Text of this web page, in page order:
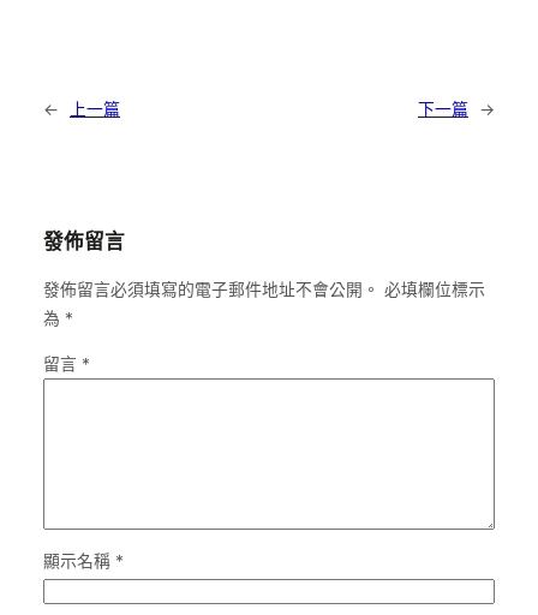
← 上一篇 下一篇 →
發佈留言
發佈留言必須填寫的電子郵件地址不會公開。 必填欄位標示
為 *
留言 *
顯示名稱 *